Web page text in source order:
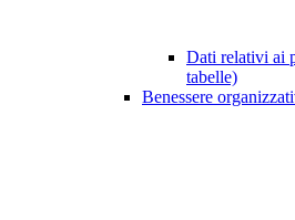
Dati relativi ai
tabelle)
Benessere